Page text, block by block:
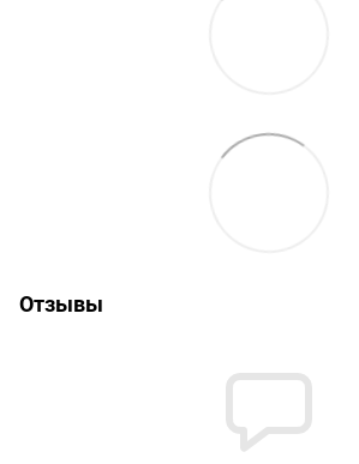
Отзывы